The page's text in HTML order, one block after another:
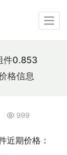
件0.853
格信息
999
近期价格：